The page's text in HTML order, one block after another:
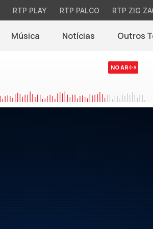
RTP PLAY RTP PALCO RTP ZIG
Música Notícias(abre em nova
Outros
NO AR